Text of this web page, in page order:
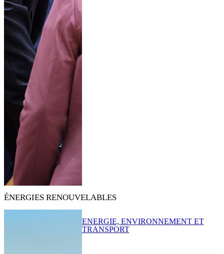
ÉNERGIES RENOUVELABLES
ENERGIE, ENVIRONNEMENT ET
TRANSPORT